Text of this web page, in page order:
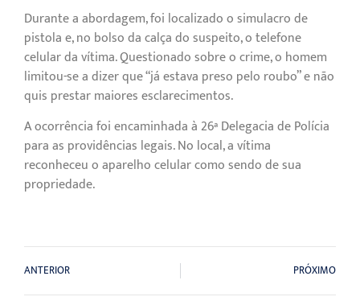
Durante a abordagem, foi localizado o simulacro de
pistola e, no bolso da calça do suspeito, o telefone
celular da vítima. Questionado sobre o crime, o homem
limitou-se a dizer que “já estava preso pelo roubo” e não
quis prestar maiores esclarecimentos.
A ocorrência foi encaminhada à 26ª Delegacia de Polícia
para as providências legais. No local, a vítima
reconheceu o aparelho celular como sendo de sua
propriedade.
ANTERIOR PRÓXIMO